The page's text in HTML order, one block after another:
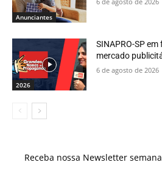
Anunciantes
2026
SINAPRO-SP
mercado
6 de agosto de 2026
Receba nossa Newsletter